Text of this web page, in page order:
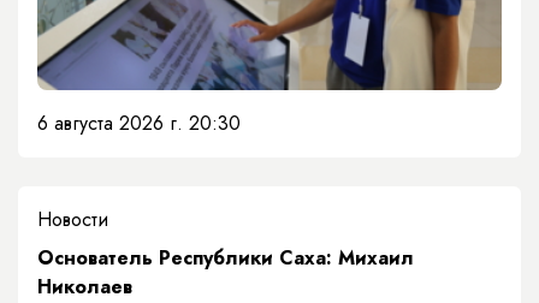
6 августа 2026 г. 20:30
Новости
Основатель Республики Саха: Михаил
Николаев